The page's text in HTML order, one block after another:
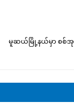
မူဆယ်မြို့နယ်မှာ စစ်အု